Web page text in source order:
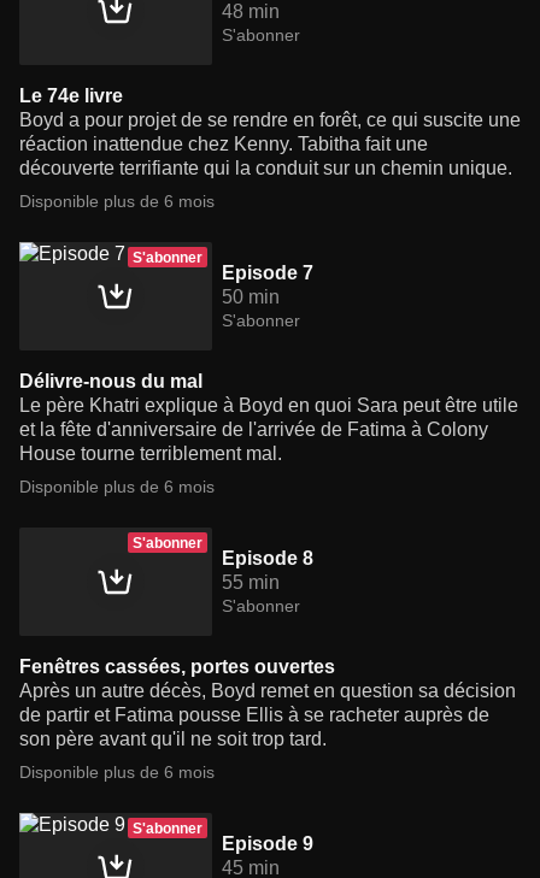
48 min
S'abonner
Le 74e livre
Boyd a pour projet de se rendre en forêt, ce qui suscite une
réaction inattendue chez Kenny. Tabitha fait une
découverte terrifiante qui la conduit sur un chemin unique.
Disponible plus de 6 mois
S'abonner
Episode 7
50 min
S'abonner
Délivre-nous du mal
Le père Khatri explique à Boyd en quoi Sara peut être utile
et la fête d'anniversaire de l'arrivée de Fatima à Colony
House tourne terriblement mal.
Disponible plus de 6 mois
S'abonner
Episode 8
55 min
S'abonner
Fenêtres cassées, portes ouvertes
Après un autre décès, Boyd remet en question sa décision
de partir et Fatima pousse Ellis à se racheter auprès de
son père avant qu'il ne soit trop tard.
Disponible plus de 6 mois
S'abonner
Episode 9
45 min